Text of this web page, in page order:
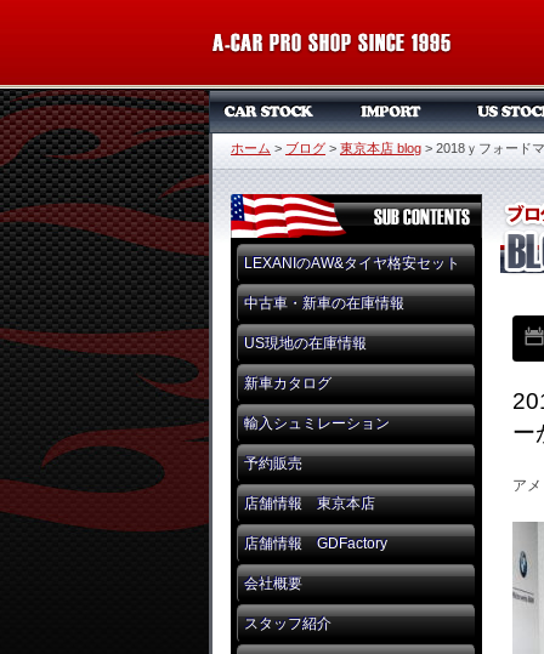
ホーム > ブログ > 東京本店 blog > 2018ｙフォード
LEXANIのAW&タイヤ格安セット
中古車・新車の在庫情報
US現地の在庫情報
新車カタログ
輸入シュミレーション
予約販売
店舗情報 東京本店
店舗情報 GDFactory
会社概要
スタッフ紹介
ー
ア